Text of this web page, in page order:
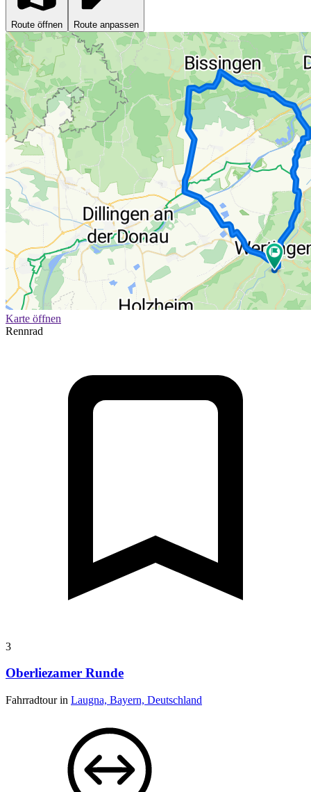
Route öffnen Route anpassen
Karte öffnen
Rennrad
3
Oberliezamer Runde
Fahrradtour in Laugna, Bayern, Deutschland